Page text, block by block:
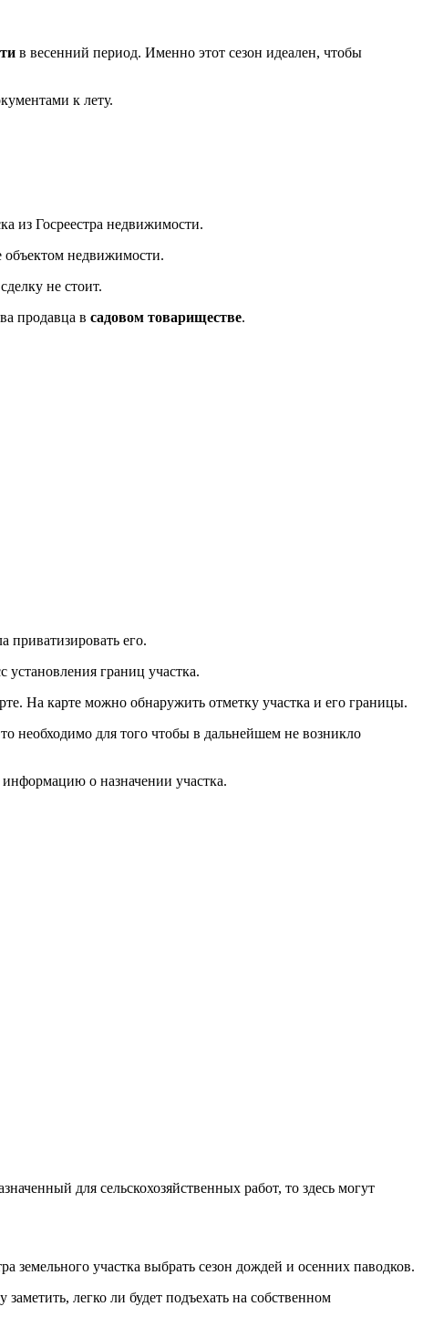
в весенний период. Именно этот сезон идеален, чтобы
к лету.
из Госреестра недвижимости.
объектом недвижимости.
не стоит.
продавца в садовом товариществе.
приватизировать его.
границ участка.
На карте можно обнаружить отметку участка и его границы.
необходимо для того чтобы в дальнейшем не возникло
о назначении участка.
для сельскохозяйственных работ, то здесь могут
земельного участка выбрать сезон дождей и осенних паводков.
легко ли будет подъехать на собственном